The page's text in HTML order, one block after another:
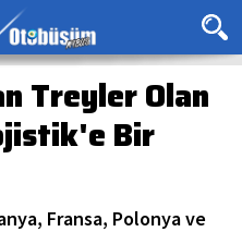
Treyler Olan
Bir
Fransa, Polonya ve